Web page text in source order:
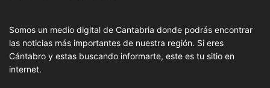
Somos un medio digital de Cantabria donde podrás encontrar
las noticias más importantes de nuestra región. Si eres
Cántabro y estas buscando informarte, este es tu sitio en
internet.